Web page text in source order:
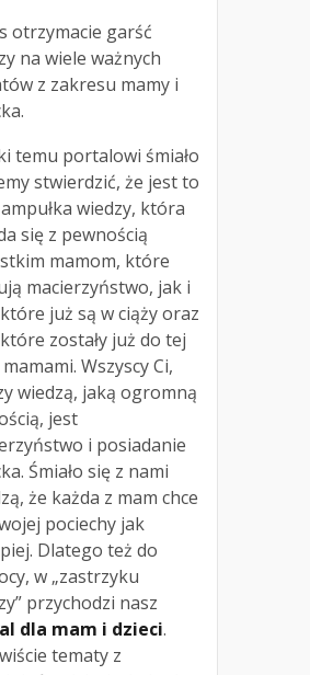
otrzymacie garść
na wiele ważnych
z zakresu mamy i
temu portalowi śmiało
stwierdzić, że jest to
wiedzy, która
się z pewnością
mamom, które
macierzyństwo, jak i
już są w ciąży oraz
zostały już do tej
Wszyscy Ci,
wiedzą, jaką ogromną
jest
i posiadanie
Śmiało się z nami
że każda z mam chce
pociechy jak
Dlatego też do
w „zastrzyku
przychodzi nasz
dla mam i dzieci.
tematy z